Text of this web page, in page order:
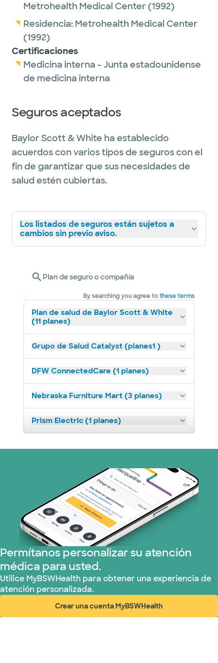
Metrohealth Medical Center (1992)
Residencia: Metrohealth Medical Center
(1992)
Certificaciones
Medicina interna - Junta estadounidense
de medicina interna
Seguros aceptados
Baylor Scott & White ha establecido
acuerdos con varios tipos de seguros con el
fin de garantizar que sus necesidades de
salud estén cubiertas.
Los listados de seguros están sujetos a
cambios sin previo aviso.
Plan de seguro o compañía
By searching you agree tothese terms
Plan de salud de Baylor Scott & White
(11 planes)
Grupo de Salud Catalyst (planes1 )
DFW ConnectedCare (1 planes)
Nebraska Furniture Mart (3 planes)
Prism Electric (1 planes)
Permítanos personalizar su atención
médica para usted.
Utilice MyBSWHealth para obtener una experiencia de
atención personalizada.
Crear una cuenta MyBSWHealth
(abre en ventana nueva)